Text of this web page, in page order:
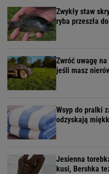
Zwykły staw
ryba przeszła
Zwróć uwagę
jeśli masz
Wsyp do pralki
odzyskają
Jesienna
kusi, Bershka